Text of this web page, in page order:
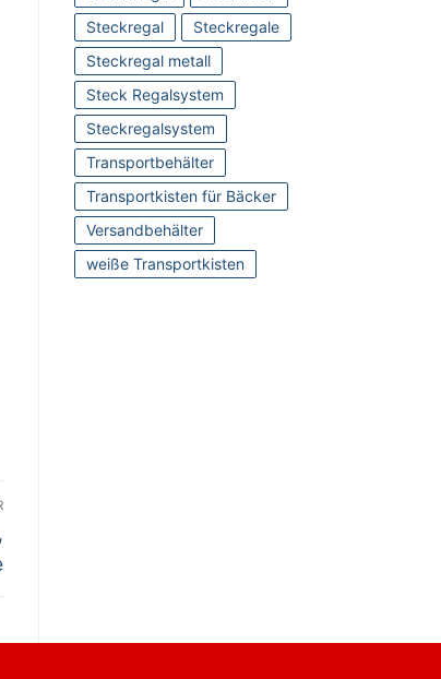
Steckregal
Steckregale
Steckregal metall
Steck Regalsystem
Steckregalsystem
Transportbehälter
Transportkisten für Bäcker
Versandbehälter
weiße Transportkisten